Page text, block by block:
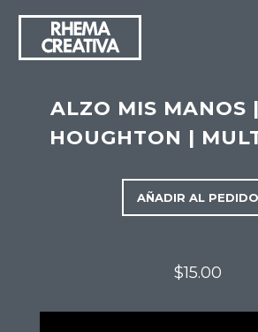
ALZO MIS MANOS
HOUGHTON |
AÑADIR AL PEDIDO
$15.00